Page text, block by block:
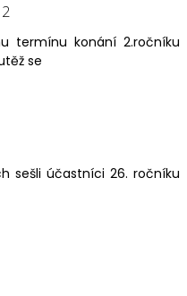
termínu konání 2.ročníku
se
sešli účastníci 26. ročníku